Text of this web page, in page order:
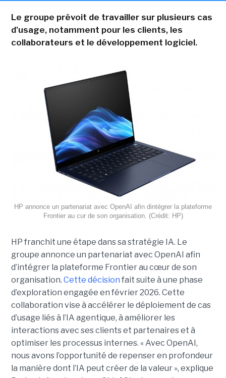
Le groupe prévoit de travailler sur plusieurs cas
d'usage, notamment pour les clients, les
collaborateurs et le développement logiciel.
HP annonce un partenariat avec OpenAI afin dintégrer la plateforme
Frontier au cur de son organisation. (Crédit: HP)
HP franchit une étape dans sa stratégie IA. Le
groupe annonce un partenariat avec OpenAI afin
d’intégrer la plateforme Frontier au cœur de son
organisation. Cette décision fait suite à une phase
d’exploration engagée en février 2026. Cette
collaboration vise à accélérer le déploiement de cas
d’usage liés à l’IA agentique, à améliorer les
interactions avec ses clients et partenaires et à
optimiser les processus internes. « Avec OpenAI,
nous avons l’opportunité de repenser en profondeur
la manière dont l’IA peut créer de la valeur », explique